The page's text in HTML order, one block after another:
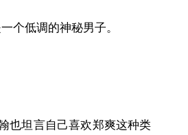
个低调的神秘男子。
也坦言自己喜欢郑爽这种类